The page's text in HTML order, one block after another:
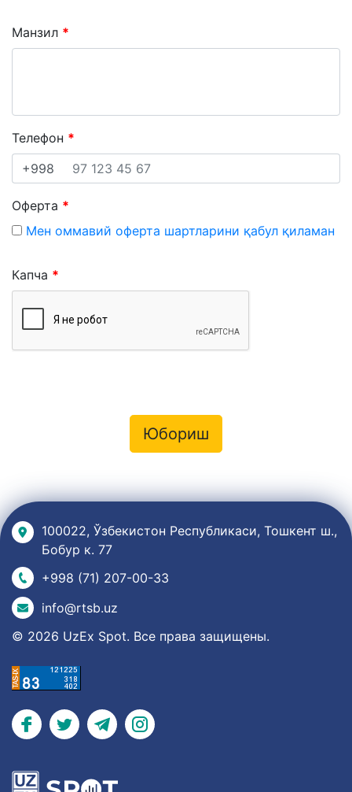
Манзил
Телефон
+998
Оферта
Мен оммавий оферта шартларини қабул қиламан
Капча
Юбориш
100022, Ўзбекистон Республикаси, Тошкент ш.,
Бобур к. 77
+998 (71) 207-00-33
info@rtsb.uz
© 2026 UzEx Spot. Все права защищены.